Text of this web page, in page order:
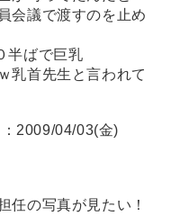
会議で渡すのを止め
半ばで巨乳
乳首先生と言われて
：2009/04/03(金)
任の写真が見たい！